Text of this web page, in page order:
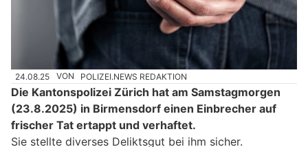
24.08.25 VON POLIZEI.NEWS REDAKTION
Die Kantonspolizei Zürich hat am Samstagmorgen
(23.8.2025) in Birmensdorf einen Einbrecher auf
frischer Tat ertappt und verhaftet.
Sie stellte diverses Deliktsgut bei ihm sicher.